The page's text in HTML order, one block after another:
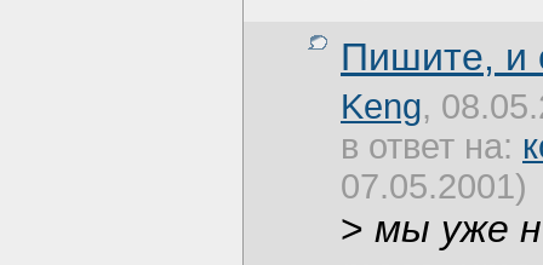
Пишите, и
Keng,
в ответ на:
07.05.2001)
> мы уже